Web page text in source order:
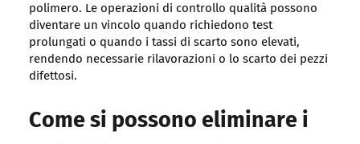
polimero. Le operazioni di controllo qualità possono
diventare un vincolo quando richiedono test
prolungati o quando i tassi di scarto sono elevati,
rendendo necessarie rilavorazioni o lo scarto dei pezzi
difettosi.
Come si possono eliminare i